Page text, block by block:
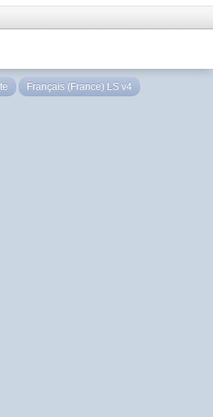
Français (France) LS v4